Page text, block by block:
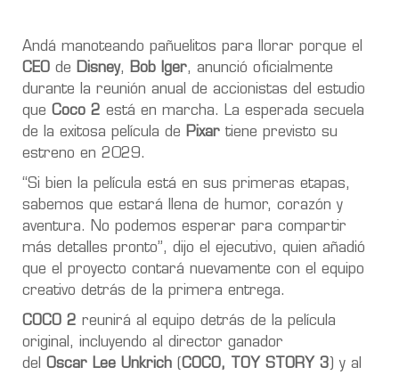
Andá manoteando pañuelitos para llorar porque el
CEO de Disney, Bob Iger, anunció oficialmente
durante la reunión anual de accionistas del estudio
que Coco 2 está en marcha. La esperada secuela
de la exitosa película de Pixar tiene previsto su
estreno en 2029.
“Si bien la película está en sus primeras etapas,
sabemos que estará llena de humor, corazón y
aventura. No podemos esperar para compartir
más detalles pronto”, dijo el ejecutivo, quien añadió
que el proyecto contará nuevamente con el equipo
creativo detrás de la primera entrega.
COCO 2 reunirá al equipo detrás de la película
original, incluyendo al director ganador
del Oscar Lee Unkrich COCO, TOY STORY 3 ) y al